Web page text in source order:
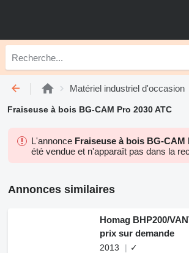
Matériel industriel d'occasion
Fraiseuse à bois BG-CAM Pro 2030 ATC
L'annonce Fraiseuse à bois BG-CAM
été vendue et n'apparaît pas dans la
Annonces similaires
Homag BHP200/
prix sur demande
2013
✓